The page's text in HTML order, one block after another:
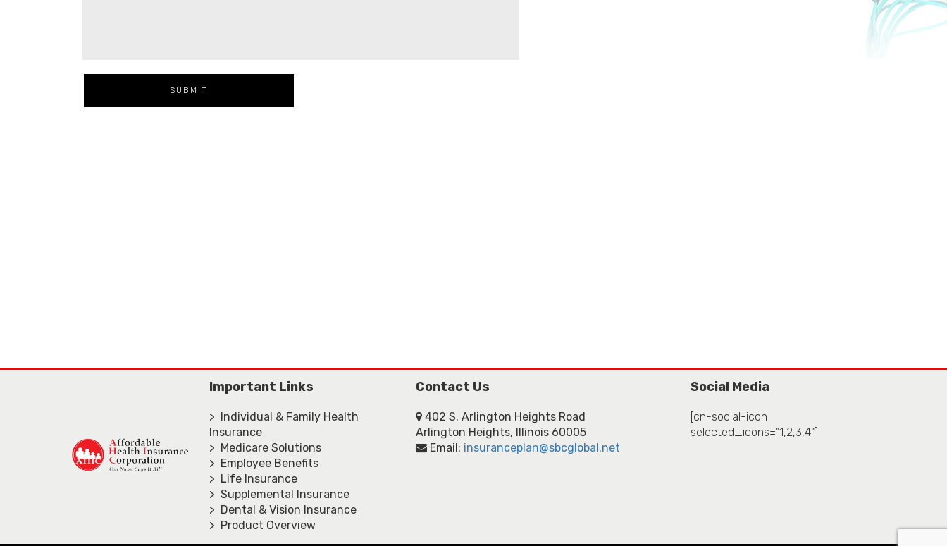
Important Links
> Individual & Family Health
Insurance
> Medicare Solutions
> Employee Benefits
> Life Insurance
> Supplemental Insurance
> Dental & Vision Insurance
> Product Overview
Contact Us
402 S. Arlington Heights Road
Arlington Heights, Illinois 60005
Email: insuranceplan@sbcglobal.net
Social Media
[cn-social-icon
selected_icons="1,2,3,4"]